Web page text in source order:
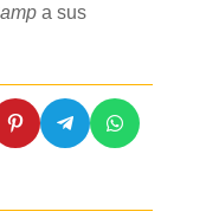
a sus